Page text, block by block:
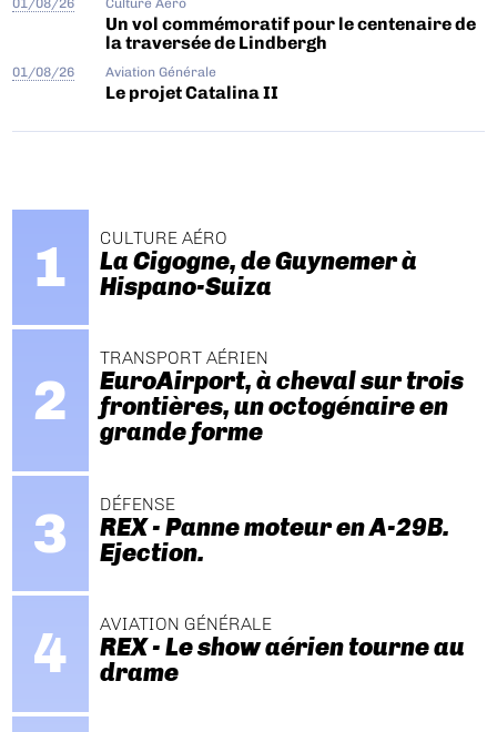
01/08/26 Culture Aéro
Un vol commémoratif pour le centenaire de
la traversée de Lindbergh
01/08/26 Aviation Générale
Le projet Catalina II
CULTURE AÉRO
La Cigogne, de Guynemer à
Hispano-Suiza
TRANSPORT AÉRIEN
EuroAirport, à cheval sur trois
frontières, un octogénaire en
grande forme
DÉFENSE
REX - Panne moteur en A-29B.
Ejection.
AVIATION GÉNÉRALE
REX - Le show aérien tourne au
drame